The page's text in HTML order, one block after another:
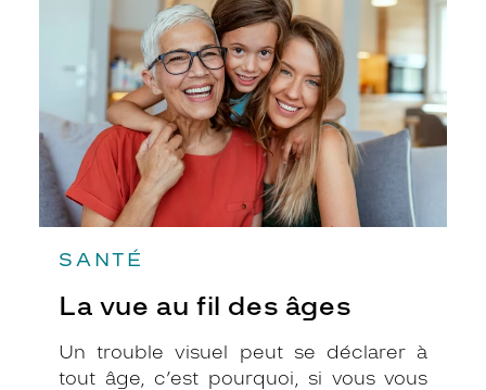
SANTÉ
La vue au fil des âges
Un trouble visuel peut se déclarer à
tout âge, c’est pourquoi, si vous vous